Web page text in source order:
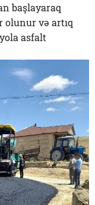
başlayaraq
olunur və artıq
asfalt